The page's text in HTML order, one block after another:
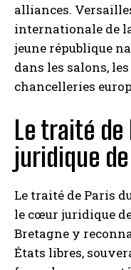
alliances.
internationale de
jeune république
dans les salons,
chancelleries
Le traité
juridique
Le traité de Paris
le cœur juridique
Bretagne y
États libres,